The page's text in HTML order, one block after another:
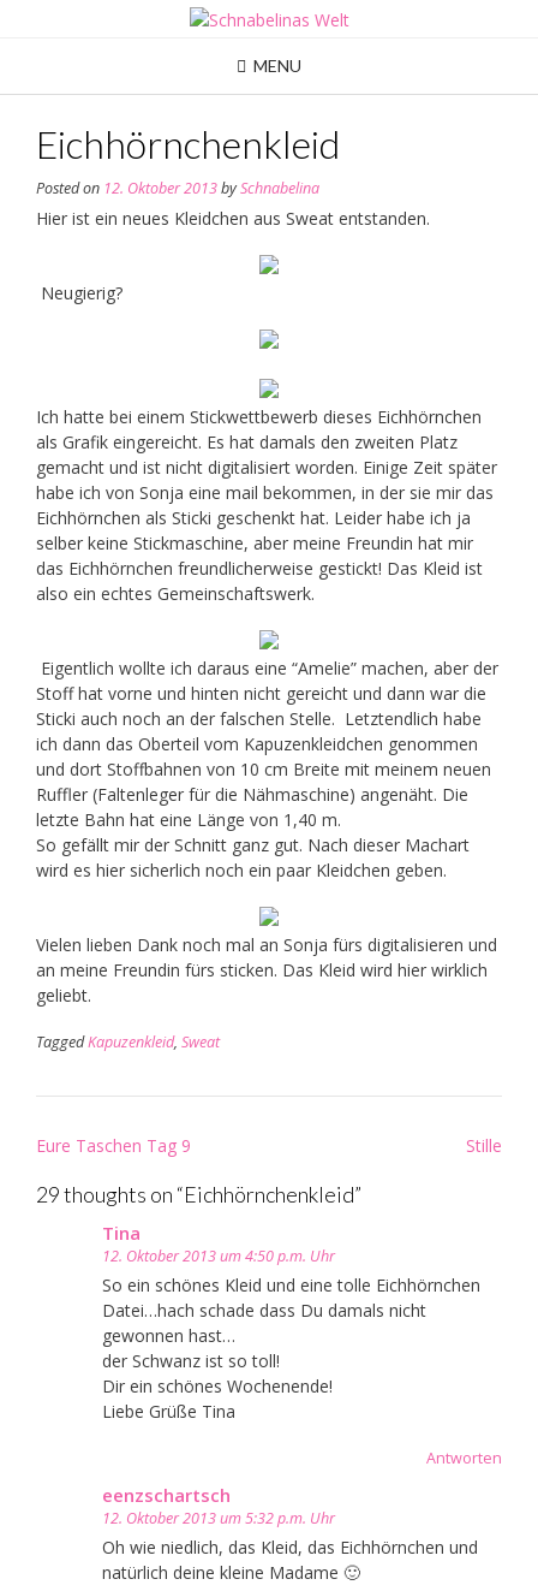
MENU
Eichhörnchenkleid
Posted on 12. Oktober 2013bySchnabelina
Hier ist ein neues Kleidchen aus Sweat entstanden.
Neugierig?
Ich hatte bei einem Stickwettbewerb dieses Eichhörnchen
als Grafik eingereicht. Es hat damals den zweiten Platz
gemacht und ist nicht digitalisiert worden. Einige Zeit später
habe ich von Sonja eine mail bekommen, in der sie mir das
Eichhörnchen als Sticki geschenkt hat. Leider habe ich ja
selber keine Stickmaschine, aber meine Freundin hat mir
das Eichhörnchen freundlicherweise gestickt! Das Kleid ist
also ein echtes Gemeinschaftswerk.
Eigentlich wollte ich daraus eine “Amelie” machen, aber der
Stoff hat vorne und hinten nicht gereicht und dann war die
Sticki auch noch an der falschen Stelle. Letztendlich habe
ich dann das Oberteil vom Kapuzenkleidchen genommen
und dort Stoffbahnen von 10 cm Breite mit meinem neuen
Ruffler (Faltenleger für die Nähmaschine) angenäht. Die
letzte Bahn hat eine Länge von 1,40 m.
So gefällt mir der Schnitt ganz gut. Nach dieser Machart
wird es hier sicherlich noch ein paar Kleidchen geben.
Vielen lieben Dank noch mal an Sonja fürs digitalisieren und
an meine Freundin fürs sticken. Das Kleid wird hier wirklich
geliebt.
TaggedKapuzenkleid, Sweat
Post
Eure Taschen Tag 9 Stille
29 thoughts on “Eichhörnchenkleid”
Tina
12. Oktober 2013 um 4:50 p.m. Uhr
So ein schönes Kleid und eine tolle Eichhörnchen
Datei…hach schade dass Du damals nicht
gewonnen hast…
der Schwanz ist so toll!
Dir ein schönes Wochenende!
Liebe Grüße Tina
Antworten
eenzschartsch
12. Oktober 2013 um 5:32 p.m. Uhr
Oh wie niedlich, das Kleid, das Eichhörnchen und
natürlich deine kleine Madame 🙂